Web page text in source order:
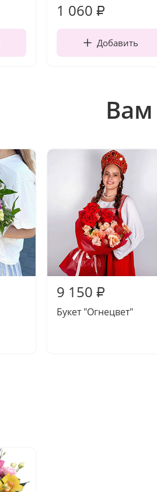
1 060 ₽
Добавить
Вам
9 150 ₽
Букет "Огнецвет"